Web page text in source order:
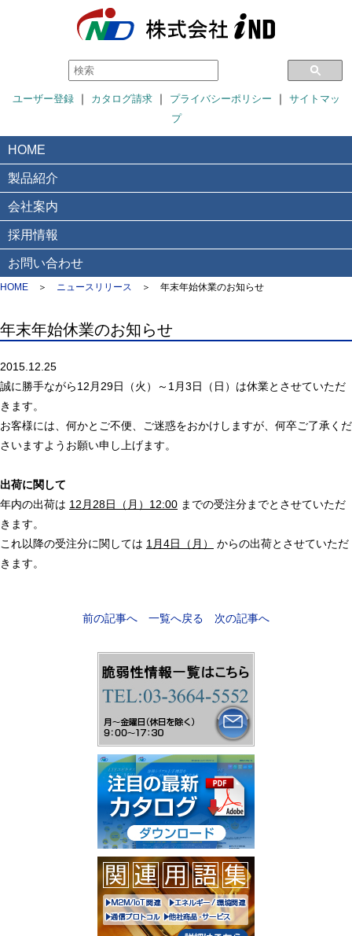
ユーザー登録｜ カタログ請求｜ プライバシーポリシー ｜ サイトマッ
プ
HOME
製品紹介
会社案内
採用情報
お問い合わせ
HOME ＞ ニュースリリース ＞ 年末年始休業のお知らせ
年末年始休業のお知らせ
2015.12.25
誠に勝手ながら12月29日（火）～1月3日（日）は休業とさせていただ
きます。
お客様には、何かとご不便、ご迷惑をおかけしますが、何卒ご了承くだ
さいますようお願い申し上げます。
出荷に関して
年内の出荷は 12月28日（月）12:00 までの受注分までとさせていただ
きます。
これ以降の受注分に関しては 1月4日（月）
からの出荷とさせていただ
きます。
前の記事へ 一覧へ戻る 次の記事へ